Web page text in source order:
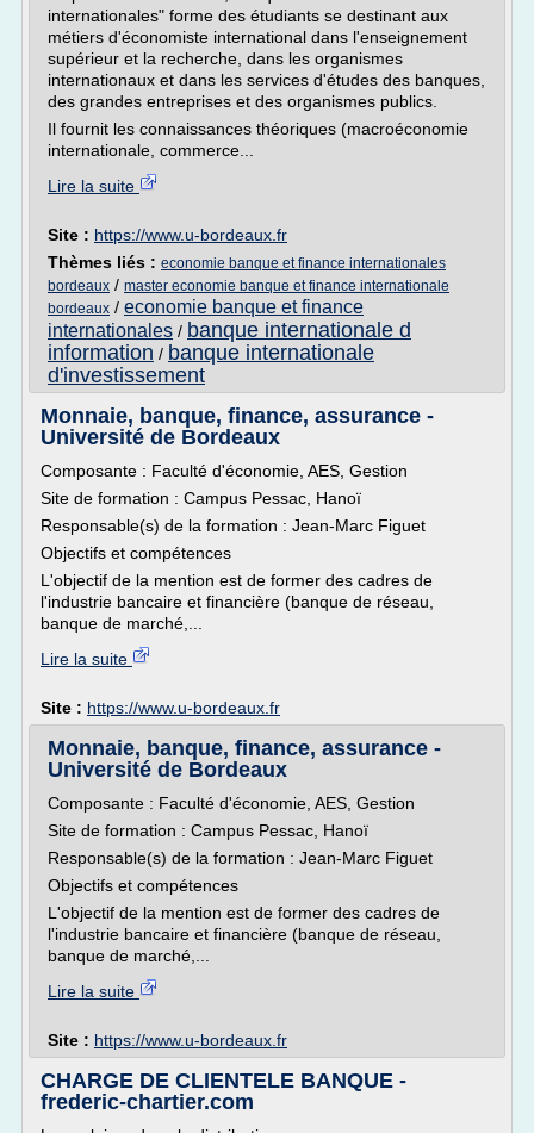
internationales" forme des étudiants se destinant aux
métiers d'économiste international dans l'enseignement
supérieur et la recherche, dans les organismes
internationaux et dans les services d'études des banques,
des grandes entreprises et des organismes publics.
Il fournit les connaissances théoriques (macroéconomie
internationale, commerce...
Lire la suite
Site : https://www.u-bordeaux.fr
Thèmes liés : economie banque et finance internationales
bordeaux / master economie banque et finance internationale
bordeaux / economie banque et finance
internationales / banque internationale d
information / banque internationale
d'investissement
Monnaie, banque, finance, assurance -
Université de Bordeaux
Composante : Faculté d'économie, AES, Gestion
Site de formation : Campus Pessac, Hanoï
Responsable(s) de la formation : Jean-Marc Figuet
Objectifs et compétences
L'objectif de la mention est de former des cadres de
l'industrie bancaire et financière (banque de réseau,
banque de marché,...
Lire la suite
Site : https://www.u-bordeaux.fr
Monnaie, banque, finance, assurance -
Université de Bordeaux
Composante : Faculté d'économie, AES, Gestion
Site de formation : Campus Pessac, Hanoï
Responsable(s) de la formation : Jean-Marc Figuet
Objectifs et compétences
L'objectif de la mention est de former des cadres de
l'industrie bancaire et financière (banque de réseau,
banque de marché,...
Lire la suite
Site : https://www.u-bordeaux.fr
CHARGE DE CLIENTELE BANQUE -
frederic-chartier.com